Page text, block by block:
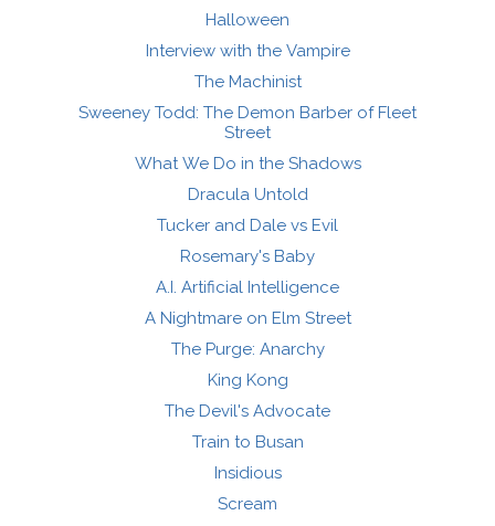
Halloween
Interview with the Vampire
The Machinist
Sweeney Todd: The Demon Barber of Fleet
Street
What We Do in the Shadows
Dracula Untold
Tucker and Dale vs Evil
Rosemary's Baby
A.I. Artificial Intelligence
A Nightmare on Elm Street
The Purge: Anarchy
King Kong
The Devil's Advocate
Train to Busan
Insidious
Scream